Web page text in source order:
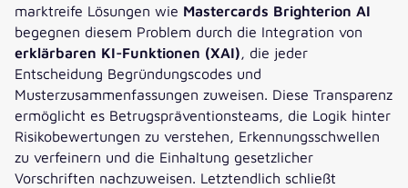
marktreife Lösungen wie Mastercards Brighterion AI
begegnen diesem Problem durch die Integration von
erklärbaren KI-Funktionen (XAI), die jeder
Entscheidung Begründungscodes und
Musterzusammenfassungen zuweisen. Diese Transparenz
ermöglicht es Betrugspräventionsteams, die Logik hinter
Risikobewertungen zu verstehen, Erkennungsschwellen
zu verfeinern und die Einhaltung gesetzlicher
Vorschriften nachzuweisen. Letztendlich schließt